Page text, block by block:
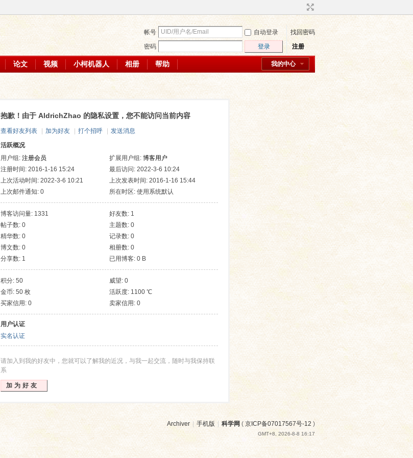
帐号 自动登录
找回密码
密码
登录 注册
我的中心
论文 视频 小柯机器人 相册 帮助
抱歉！由于 AldrichZhao 的隐私设置，您不能访问当前内容
查看好友列表 加为好友 打个招呼
发送消息
活跃概况
用户组: 注册会员 扩展用户组: 博客用户
注册时间: 2016-1-16 15:24
最后访问: 2022-3-6 10:24
上次活动时间: 2022-3-6 10:21
上次发表时间: 2016-1-16 15:44
上次邮件通知: 0
所在时区: 使用系统默认
博客访问量: 1331
好友数: 1
帖子数: 0
主题数: 0
精华数: 0
记录数: 0
博文数: 0
相册数: 0
分享数: 1
已用博客: 0 B
积分: 50
威望: 0
金币: 50 枚
活跃度: 1100 ℃
买家信用: 0
卖家信用: 0
用户认证
实名认证
请加入到我的好友中，您就可以了解我的近况，与我一起交流，随时与我保持联
系
加为好友
Archiver | 手机版 科学网 ( 京ICP备07017567号-12)
GMT+8, 2026-8-8 16:17